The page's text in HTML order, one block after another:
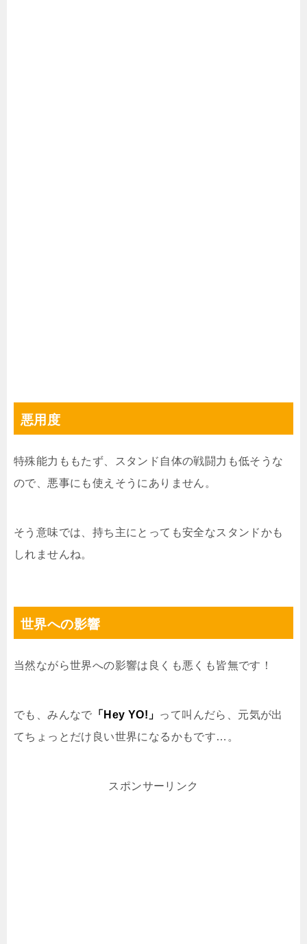
悪用度
特殊能力ももたず、スタンド自体の戦闘力も低そうな
ので、悪事にも使えそうにありません。
そう意味では、持ち主にとっても安全なスタンドかも
しれませんね。
世界への影響
当然ながら世界への影響は良くも悪くも皆無です！
でも、みんなで 「Hey YO!」 って叫んだら、元気が出
てちょっとだけ良い世界になるかもです…。
スポンサーリンク